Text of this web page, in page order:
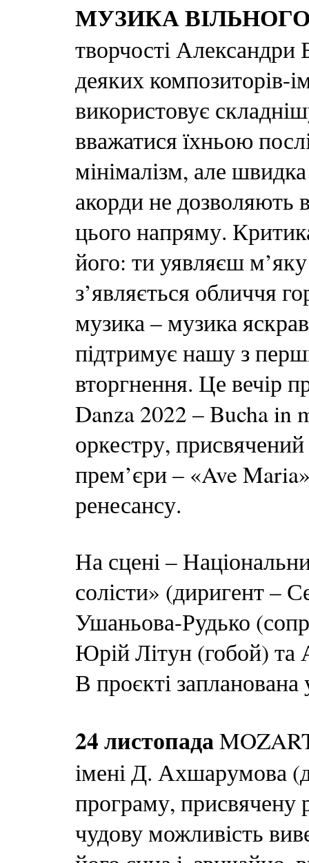
МУЗИКА
творчості Александри
деяких композиторів-
використовує
вважатися їхньою
мінімалізм, але
акорди не дозволяють
цього напряму.
його: ти уявляєш
з’являється обличчя
музика – музика
підтримує нашу з
вторгнення. Це вечір
Danza 2022 – Bucha in
оркестру, присвячений
прем’єри – «Ave
ренесансу.
На сцені –
солісти» (диригент –
Ушаньова-Рудько
Юрій Літун (гобой) та
В проєкті
24 листопада
імені Д. Ахшарумова
програму, присвячену
чудову можливість